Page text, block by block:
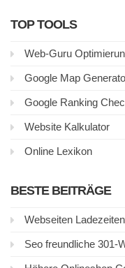
TOP TOOLS
Web-Guru
Google Map
Google Ranking
Website Kalkulator
Online Lexikon
BESTE BEITRÄGE
Webseiten
Seo freundliche 301-